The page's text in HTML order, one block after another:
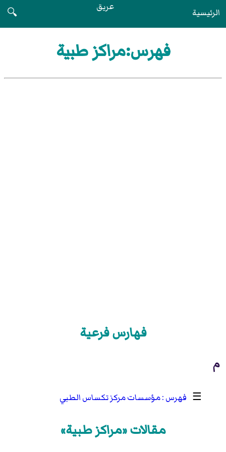
الرئيسية عريق
🔍
فهرس:مراكز طبية
فهارس فرعية
م
☰ مؤسسات مركز تكساس الطبي
مقالات «مراكز طبية»